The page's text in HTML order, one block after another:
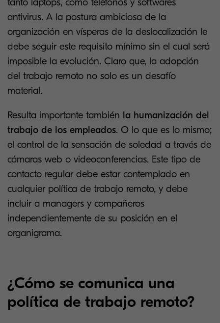
antivirus. A la postura ambiciosa de la
organización en vísperas de la deslocalización le
debe seguir este requisito mínimo sin el cual será
imposible la evolución. Claro que, la adopción
del trabajo remoto no solo es un desafío
material.
Resulta importante también la humanización del
trabajo de los empleados. O lo que es lo mismo;
el control de la sensación de soledad a través de
cámaras web o videoconferencias. Este tipo de
contacto regular debe estar contemplado en
cualquier política de trabajo remoto, y debe
incluir a managers y compañeros
independientemente de su posición en el
organigrama.
¿Cómo se comunica una
política de trabajo remoto?